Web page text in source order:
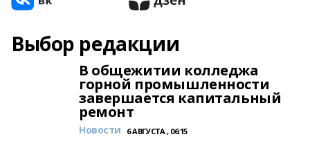
Выбор редакции
В общежитии колледжа
горной промышленности
завершается капитальный
ремонт
Новости 6 АВГУСТА , 06:15